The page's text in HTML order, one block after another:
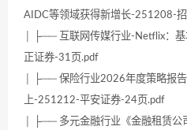
AIDC等领域获得新增长-251208-
│ ├── 互联网传媒行业-Netflix：
正证券-31页.pdf
│ ├── 保险行业2026年度策略报
上-251212-平安证券-24页.pdf
│ ├── 多元金融行业《金融租赁公